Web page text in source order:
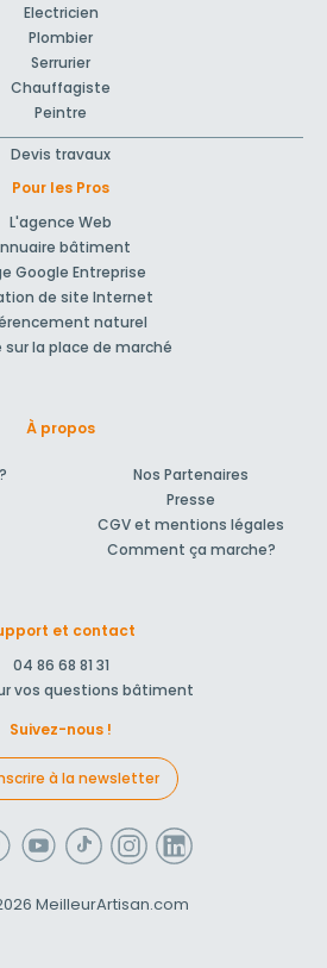
Electricien
Plombier
Serrurier
Chauffagiste
Peintre
Devis travaux
Pour les Pros
L'agence Web
bâtiment
Google Entreprise
de site Internet
naturel
sur la place de marché
À propos
Nos Partenaires
Presse
CGV et mentions légales
Comment ça marche?
et contact
04 86 68 81 31
vos questions bâtiment
Suivez-nous !
à la newsletter
MeilleurArtisan.com